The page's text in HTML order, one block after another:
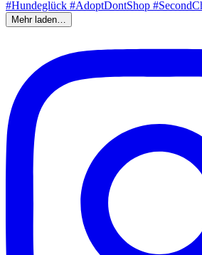
Mehr laden…